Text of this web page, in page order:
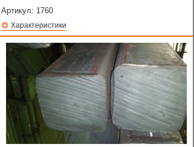
Артикул: 1760
Характеристики